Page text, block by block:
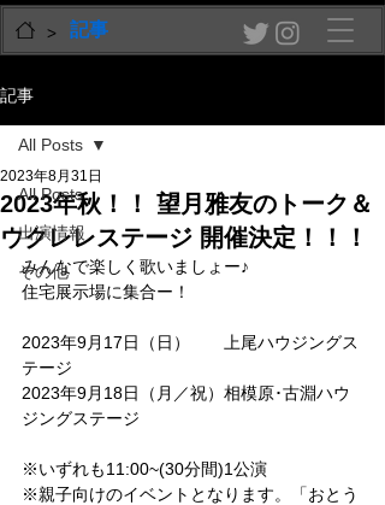
> 記事
記事
All Posts
出演情報
その他
All Posts
2023年秋！！ 望月雅友のトーク＆
ウクレレステージ 開催決定！！！
2023年8月31日
みんなで楽しく歌いましょー♪
住宅展示場に集合ー！
2023年9月17日（日）　　上尾ハウジングス
テージ
2023年9月18日（月／祝）相模原･古淵ハウ
ジングステージ
※いずれも11:00~(30分間)1公演
※親子向けのイベントとなります。「おとう